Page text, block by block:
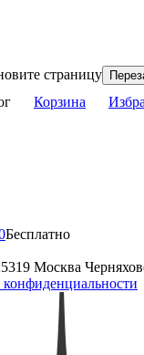
страницу
Корзина
Бесплатно
Москва